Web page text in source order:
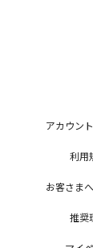
アカウン
利用
お客さま
推奨